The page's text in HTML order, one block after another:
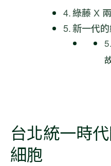
綠藤 X
新一代
台北統一時
細胞